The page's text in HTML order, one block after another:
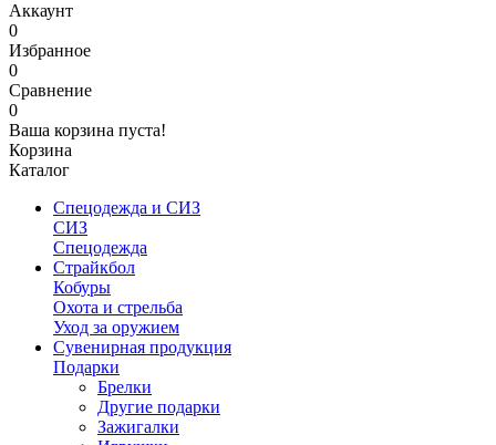
Аккаунт
0
Избранное
0
Сравнение
0
Ваша корзина пуста!
Корзина
Каталог
Спецодежда и СИЗ
СИЗ
Спецодежда
Страйкбол
Кобуры
Охота и стрельба
Уход за оружием
Сувенирная продукция
Подарки
Брелки
Другие подарки
Зажигалки